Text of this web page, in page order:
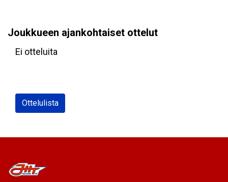
Joukkueen ajankohtaiset ottelut
Ei otteluita
Ottelulista